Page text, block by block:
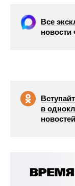
Все
новости
в
новостей